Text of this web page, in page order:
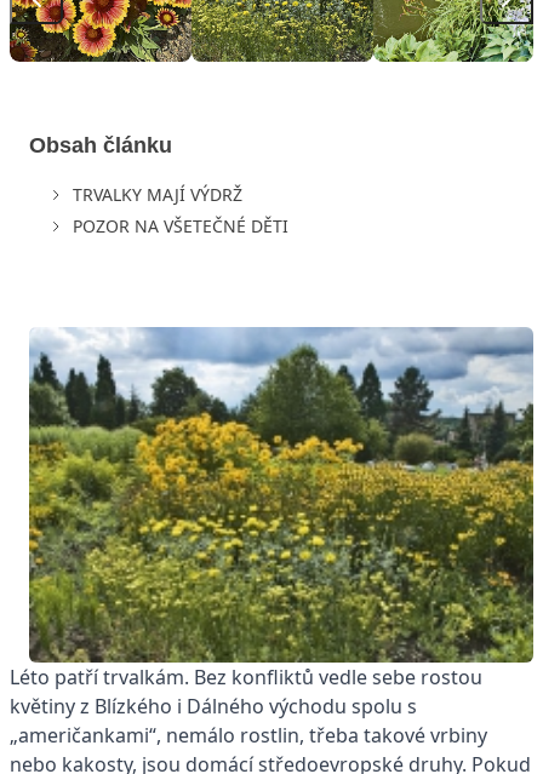
Obsah článku
TRVALKY MAJÍ VÝDRŽ
POZOR NA VŠETEČNÉ DĚTI
Léto patří trvalkám. Bez konfliktů vedle sebe rostou
květiny z Blízkého i Dálného východu spolu s
„američankami“, nemálo rostlin, třeba takové vrbiny
nebo kakosty, jsou domácí středoevropské druhy. Pokud